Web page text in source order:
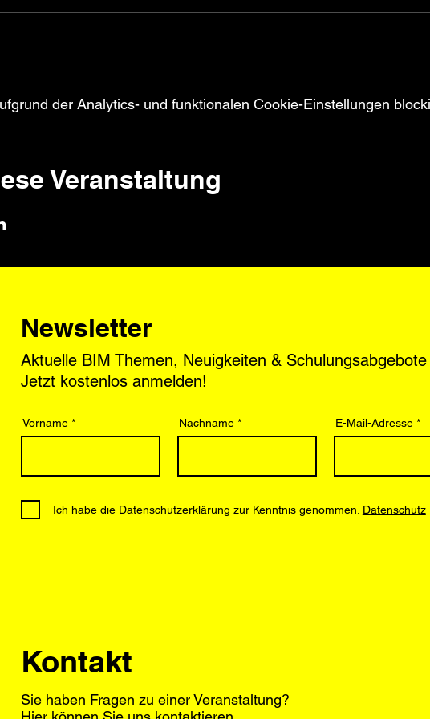
der Analytics- und funktionalen Cookie-Einstellungen
Veranstaltung
Newsletter
Aktuelle BIM Themen, Neuigkeiten &
Jetzt kostenlos anmelden!
Vorname Nachname E-Mail-Adresse
Ich habe die Datenschutzerklärung zur Kenntnis genommen. Datenschutz
Kontakt
Sie haben Fragen zu einer Veranstaltung?